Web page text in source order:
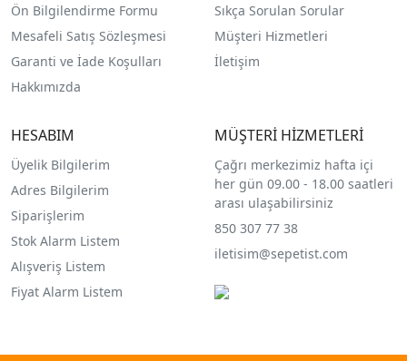
Ön Bilgilendirme Formu
Mesafeli Satış Sözleşmesi
Garanti ve İade Koşulları
Hakkımızda
Sıkça Sorulan Sorular
Müşteri Hizmetleri
İletişim
HESABIM
Üyelik Bilgilerim
Adres Bilgilerim
Siparişlerim
Stok Alarm Listem
Alışveriş Listem
Fiyat Alarm Listem
MÜŞTERİ HİZMETLERİ
Çağrı merkezimiz hafta içi
her gün 09.00 - 18.00 saatleri
arası ulaşabilirsiniz
850 307 77 38
iletisim@sepetist.com